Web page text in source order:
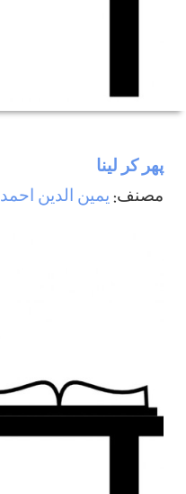
پھر كر لينا
مصنف:يمين الدين احمد